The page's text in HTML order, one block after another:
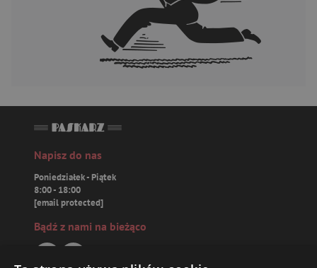
Napisz do nas
Poniedziałek - Piątek
8:00 - 18:00
[email protected]
Bądź z nami na bieżąco